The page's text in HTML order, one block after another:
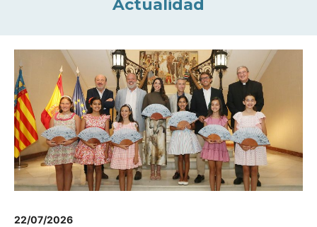
Actualidad
22/07/2026